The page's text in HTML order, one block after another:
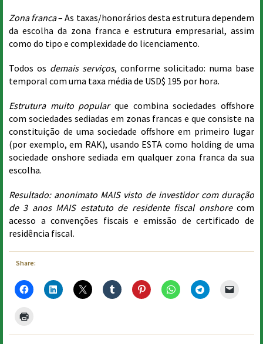
Zona franca– As taxas/honorários desta estrutura dependem
da escolha da zona franca e estrutura empresarial, assim
como do tipo e complexidade do licenciamento.
Todos os demais serviços, conforme solicitado: numa base
temporal com uma taxa média de USD$ 195 por hora.
Estrutura muito popularque combina sociedades offshore
com sociedades sediadas em zonas francas e que consiste na
constituição de uma sociedade offshore em primeiro lugar
(por exemplo, em RAK), usando ESTA como holding de uma
sociedade onshore sediada em qualquer zona franca da sua
escolha.
Resultado: anonimato MAIS visto de investidor com duração
de 3 anos MAIS estatuto de residente fiscal onshorecom
acesso a convenções fiscais e emissão de certificado de
residência fiscal.
Share: